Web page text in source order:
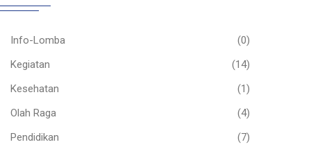
Info-Lomba
(0)
Kegiatan
(14)
Kesehatan
(1)
Olah Raga
(4)
Pendidikan
(7)